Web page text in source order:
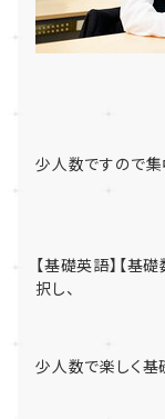
少人数ですので集
【基礎英語】【基
択し、
少人数で楽しく基